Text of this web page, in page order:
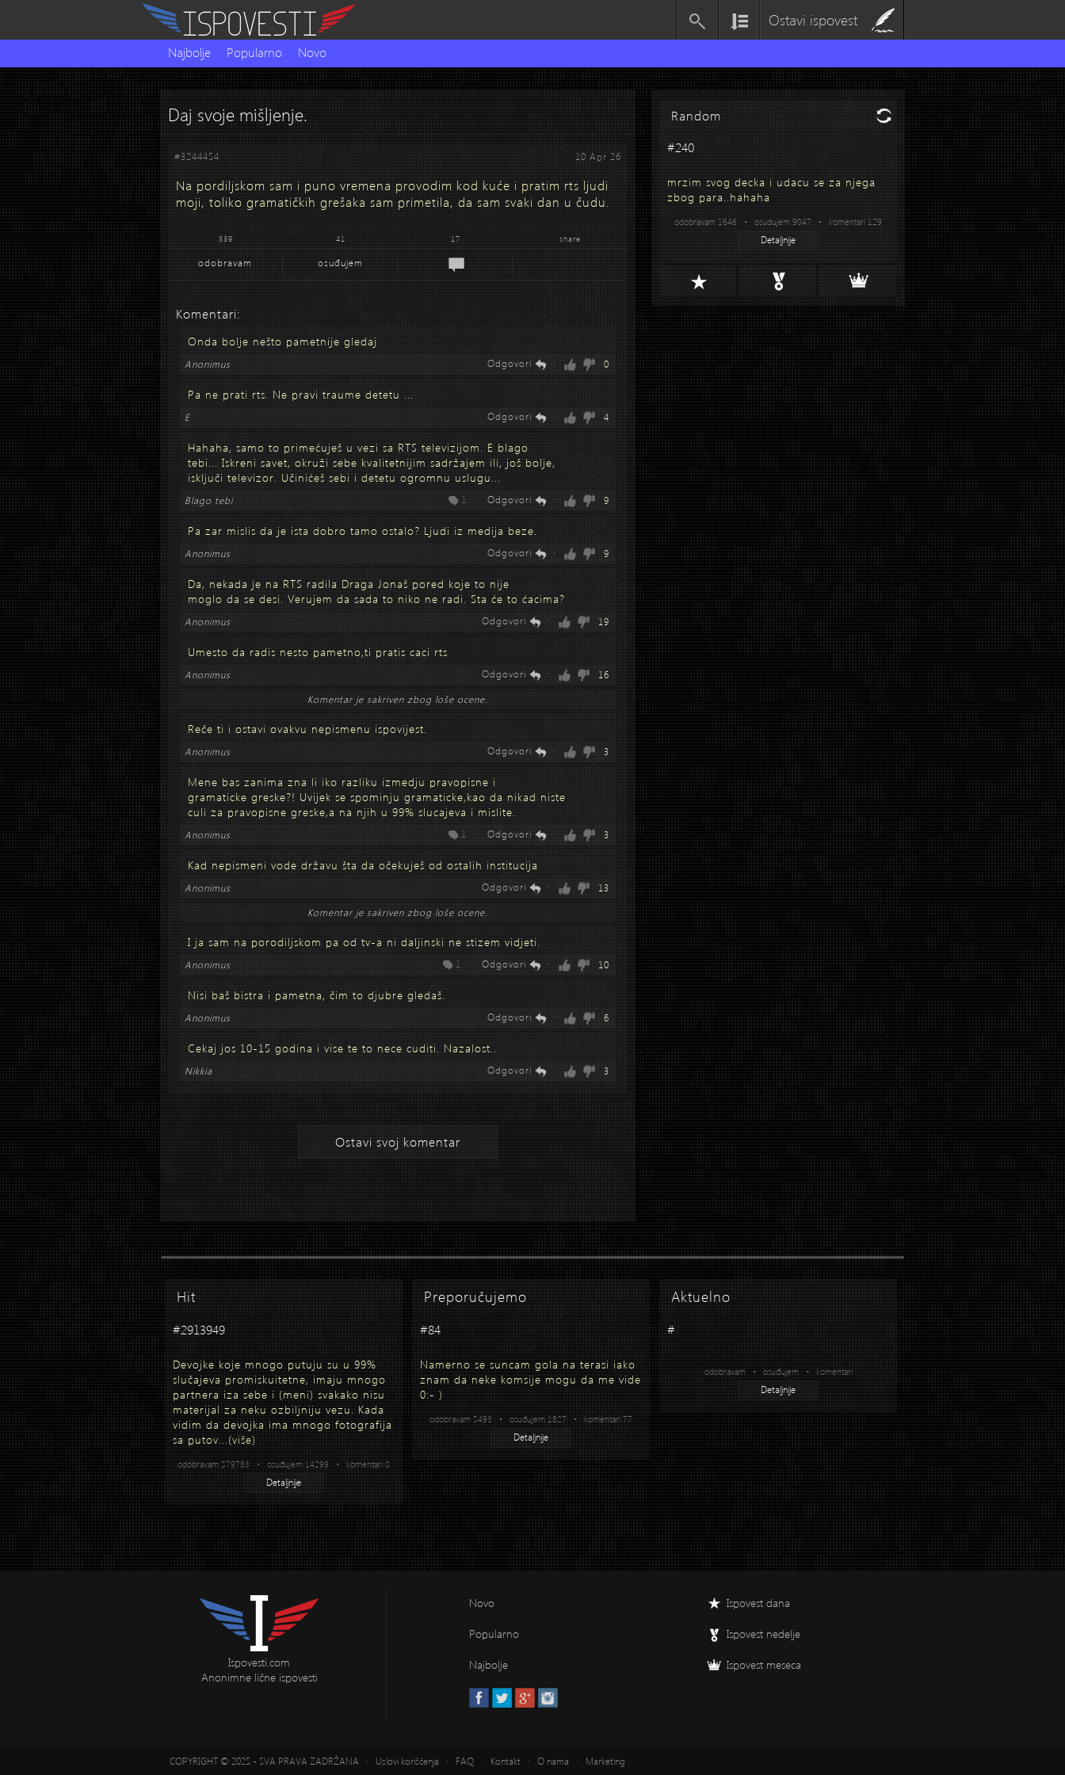
Ostavi ispovest
Najbolje Popularno Novo
Daj svoje mišljenje.
#3244454 10 Apr 26
Na pordiljskom sam i puno vremena provodim kod kuće i pratim rts ljudi
moji, toliko gramatičkih grešaka sam primetila, da sam svaki dan u čudu.
339 41 17 share
odobravam osuđujem
Komentari:
Onda bolje nešto pametnije gledaj
Anonimus 0
Odgovori ·
Pa ne prati rts. Ne pravi traume detetu ...
E 4
Odgovori ·
Hahaha, samo to primećuješ u vezi sa RTS televizijom. E blago
tebi... Iskreni savet, okruži sebe kvalitetnijim sadržajem ili, još bolje,
isključi televizor. Učinićeš sebi i detetu ogromnu uslugu...
Blago tebi 9
Odgovori ·
1 ·
Pa zar mislis da je ista dobro tamo ostalo? Ljudi iz medija beze.
Anonimus 9
Odgovori ·
Da, nekada je na RTS radila Draga Jonaš pored koje to nije
moglo da se desi. Verujem da sada to niko ne radi. Sta će to ćacima?
Anonimus 19
Odgovori ·
Umesto da radis nesto pametno,ti pratis caci rts
Anonimus 16
Odgovori ·
Komentar je sakriven zbog loše ocene.
Reče ti i ostavi ovakvu nepismenu ispovijest.
Anonimus 3
Odgovori ·
Mene bas zanima zna li iko razliku izmedju pravopisne i
gramaticke greske?! Uvijek se spominju gramaticke,kao da nikad niste
culi za pravopisne greske,a na njih u 99% slucajeva i mislite.
Anonimus 3
Odgovori ·
1 ·
Kad nepismeni vode državu šta da očekuješ od ostalih institucija
Anonimus 13
Odgovori ·
Komentar je sakriven zbog loše ocene.
I ja sam na porodiljskom pa od tv-a ni daljinski ne stizem vidjeti.
Anonimus 10
Odgovori ·
1 ·
Nisi baš bistra i pametna, čim to djubre gledaš.
Anonimus 6
Odgovori ·
Cekaj jos 10-15 godina i vise te to nece cuditi. Nazalost..
Nikkia 3
Odgovori ·
Ostavi svoj komentar
Random
#240
mrzim svog decka i udacu se za njega
zbog para..hahaha
odobravam 1646 • osudujem 9047 • komentari 129
Detaljnije
Hit
#2913949
Devojke koje mnogo putuju su u 99%
slučajeva promiskuitetne, imaju mnogo
partnera iza sebe i (meni) svakako nisu
materijal za neku ozbiljniju vezu. Kada
vidim da devojka ima mnogo fotografija
sa putov...(više)
odobravam 579783 • osuđujem 14299 • komentari 0
Detaljnije
Preporučujemo
#84
Namerno se suncam gola na terasi iako
znam da neke komsije mogu da me vide
0:- )
odobravam 5493 • osuđujem 1827 • komentari 77
Detaljnije
Aktuelno
#
odobravam • osuđujem • komentari
Detaljnije
Ispovest dana
Ispovest nedelje
Ispovest meseca
Novo
Popularno
Najbolje
Ispovesti.com
Anonimne lične ispovesti
COPYRIGHT © 2025 - SVA PRAVA ZADRŽANA · Uslovi korišćenja · FAQ · Kontakt · O nama · Marketing